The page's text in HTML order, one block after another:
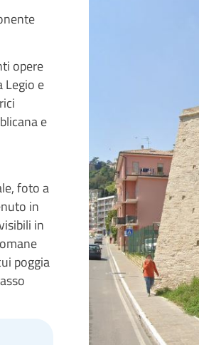
opere
Legio e
e
foto a
in
in
poggia